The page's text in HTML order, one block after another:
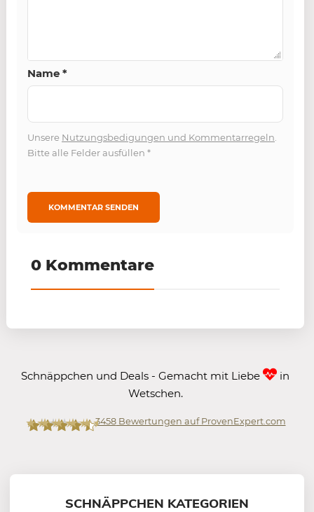
Name *
Unsere Nutzungsbedigungen und Kommentarregeln
Bitte alle Felder ausfüllen *
0 Kommentare
Schnäppchen und Deals - Gemacht mit Liebe
in
Wetschen.
3458Bewertungen auf ProvenExpert.com
SCHNÄPPCHEN KATEGORIEN